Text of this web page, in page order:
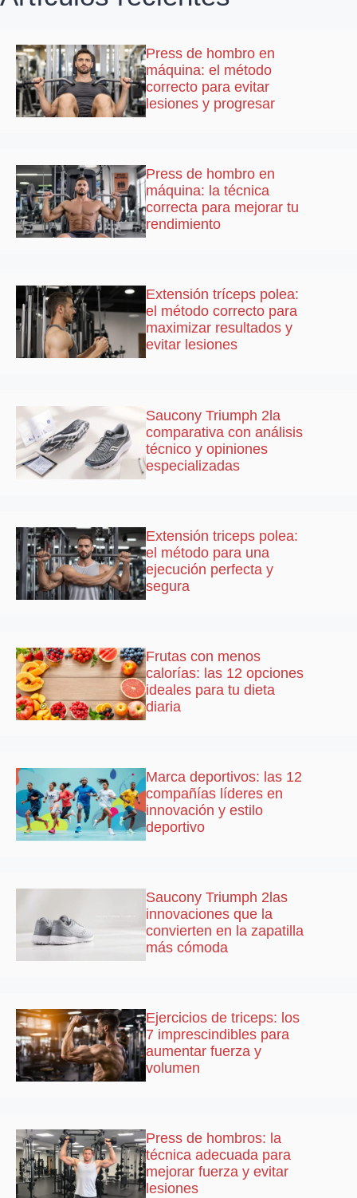
Press de hombro en
máquina: el método
correcto para evitar
lesiones y progresar
Press de hombro en
máquina: la técnica
correcta para mejorar tu
rendimiento
Extensión tríceps polea:
el método correcto para
maximizar resultados y
evitar lesiones
Saucony Triumph 2la
comparativa con análisis
técnico y opiniones
especializadas
Extensión triceps polea:
el método para una
ejecución perfecta y
segura
Frutas con menos
calorías: las 12 opciones
ideales para tu dieta
diaria
Marca deportivos: las 12
compañías líderes en
innovación y estilo
deportivo
Saucony Triumph 2las
innovaciones que la
convierten en la zapatilla
más cómoda
Ejercicios de triceps: los
7 imprescindibles para
aumentar fuerza y
volumen
Press de hombros: la
técnica adecuada para
mejorar fuerza y evitar
lesiones